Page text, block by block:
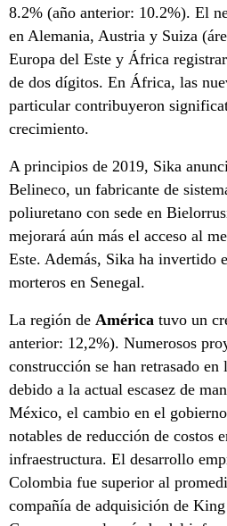
8.2% (año anterior: 10.2%). El
en Alemania, Austria y Suiza
Europa del Este y África
de dos dígitos. En África, las
particular contribuyeron
crecimiento.
A principios de 2019, Sika
Belineco, un fabricante de
poliuretano con sede en
mejorará aún más el acceso al
Este. Además, Sika ha invertido
morteros en Senegal.
La región de América tuvo un
anterior: 12,2%). Numerosos
construcción se han retrasado en
debido a la actual escasez de
México, el cambio en el
notables de reducción de costos
infraestructura. El desarrollo
Colombia fue superior al
compañía de adquisición de